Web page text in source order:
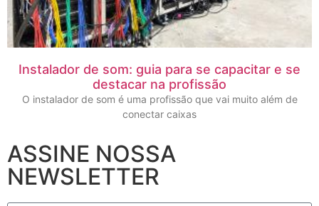
Instalador de som: guia para se capacitar e se
destacar na profissão
O instalador de som é uma profissão que vai muito além de
conectar caixas
ASSINE NOSSA
NEWSLETTER